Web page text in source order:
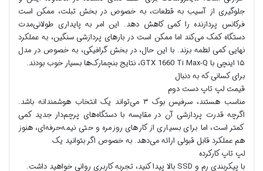
جلوگیری از آسیب به قطعات، به خصوص در بخش تبلت، ممکن است
فرکانس پردازنده را کمی کاهش دهد. این امر به پایداری طولانی‌مدت
دستگاه کمک می‌کند اما ممکن است در بارهای پردازشی سنگین، به عملکرد
نهایی کمی لطمه بزند. با این حال، در بخش گرافیکی، به خصوص در مدل
۱۵ اینچی با GTX 1660 Ti Max-Q، نتایج بنچمارک‌ها بسیار خوب بودند.
برای کسانی که به دنبال
قیمت لپ تاپ دست دوم
مناسب هستند، سرفیس بوک ۳ می‌تواند یک انتخاب هوشمندانه باشد.
اگرچه قدرت پردازشی آن در مقایسه با دستگاه‌های پرچم‌دار جدید کمی
کمتر است، اما برای بسیاری از کارهای روزمره و حتی نیمه‌حرفه‌ای، هنوز
هم عملکرد قابل قبولی ارائه می‌دهد. به خصوص اگر بتوانید یک
لپ تاپ کارکرده
با پیکربندی رم و SSD بالا پیدا کنید، تجربه کاربری روانی خواهید داشت.